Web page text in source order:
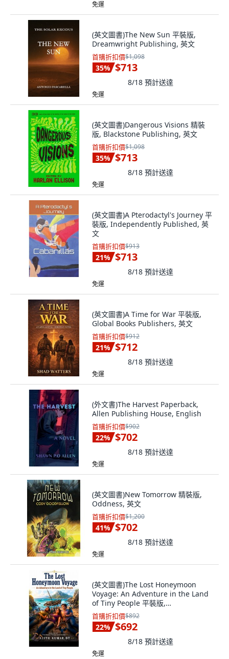
免運
(英文圖書)The New Sun 平裝版,
Dreamwright Publishing, 英文
首購折扣價$1,098
35% $713
8/18 預計送達
免運
(英文圖書)Dangerous Visions 精裝
版, Blackstone Publishing, 英文
首購折扣價$1,098
35% $713
8/18 預計送達
免運
(英文圖書)A Pterodactyl's Journey 平
裝版, Independently Published, 英
文
首購折扣價$913
21% $713
8/18 預計送達
免運
(英文圖書)A Time for War 平裝版,
Global Books Publishers, 英文
首購折扣價$912
21% $712
8/18 預計送達
免運
(外文書)The Harvest Paperback,
Allen Publishing House, English
首購折扣價$902
22% $702
8/18 預計送達
免運
(英文圖書)New Tomorrow 精裝版,
Oddness, 英文
首購折扣價$1,200
41% $702
8/18 預計送達
免運
(英文圖書)The Lost Honeymoon
Voyage: An Adventure in the Land
of Tiny People 平裝版,
Independently Published, 英文
首購折扣價$892
22% $692
8/18 預計送達
免運